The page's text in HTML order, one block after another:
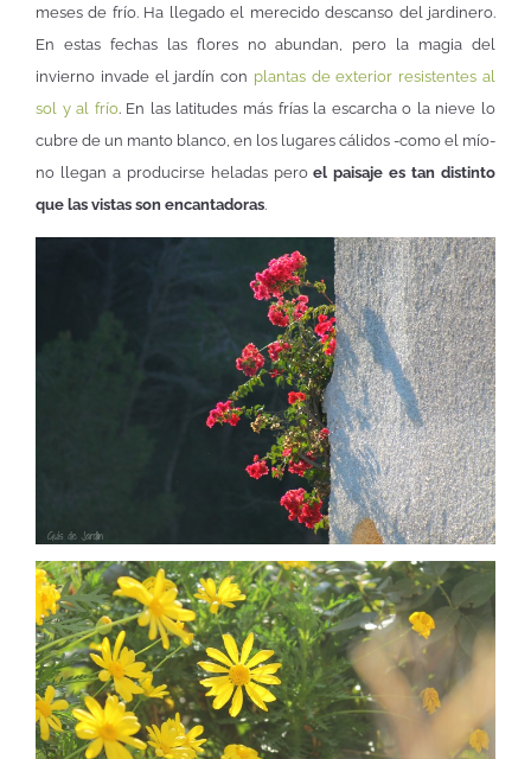
meses de frío. Ha llegado el merecido descanso del jardinero.
En estas fechas las flores no abundan, pero la magia del
invierno invade el jardín con plantas de exterior resistentes al
sol y al frío. En las latitudes más frías la escarcha o la nieve lo
cubre de un manto blanco, en los lugares cálidos -como el mío-
no llegan a producirse heladas peroel paisaje es tan distinto
que las vistas son encantadoras.